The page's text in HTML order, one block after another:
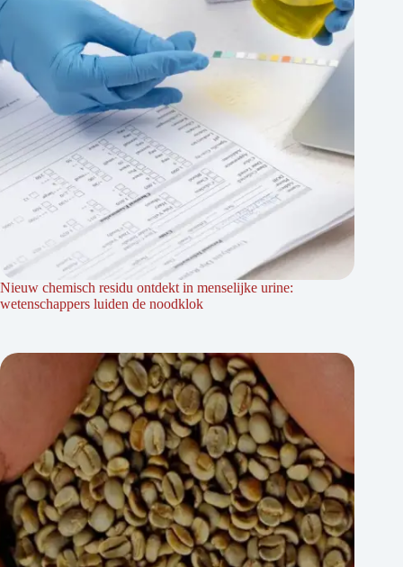
Nieuw chemisch residu ontdekt in menselijke urine:
wetenschappers luiden de noodklok